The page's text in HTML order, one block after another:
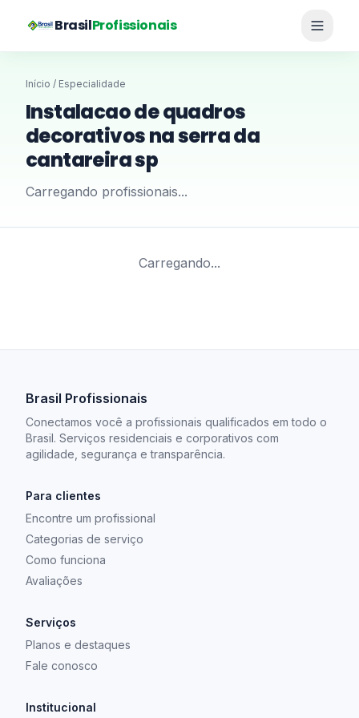
BrasilProfissionais
Início / Especialidade
Instalacao de quadros
decorativos na serra da
cantareira sp
Carregando profissionais...
Carregando...
Brasil Profissionais
Conectamos você a profissionais qualificados em todo o
Brasil. Serviços residenciais e corporativos com
agilidade, segurança e transparência.
Para clientes
Encontre um profissional
Categorias de serviço
Como funciona
Avaliações
Serviços
Planos e destaques
Fale conosco
Institucional